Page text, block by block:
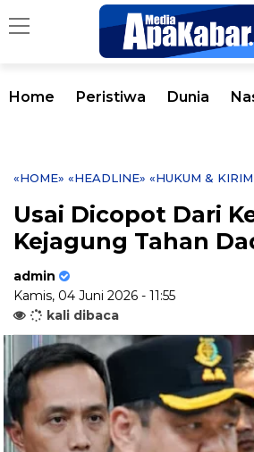
Home Peristiwa Dunia
«HOME» «HEADLINE» «HUKUM &
Usai Dicopot Dari
Kejagung Tahan
admin
Kamis, 04 Juni 2026 - 11:55
kali dibaca